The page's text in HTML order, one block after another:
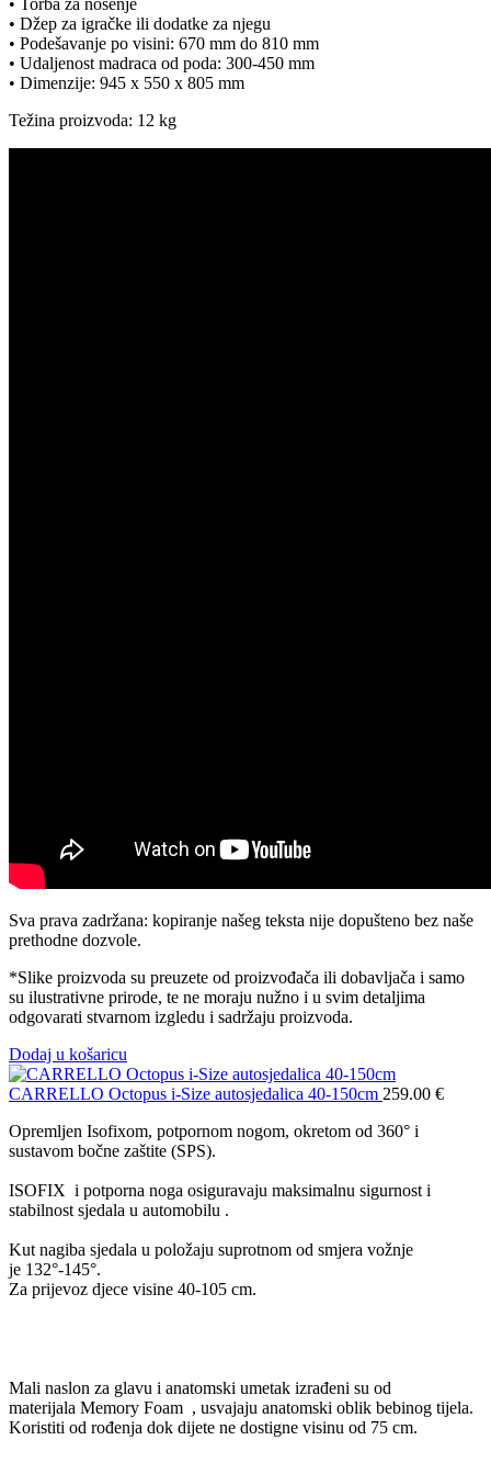
• Džep za igračke ili dodatke za njegu
• Podešavanje po visini: 670 mm do 810 mm
• Udaljenost madraca od poda: 300-450 mm
• Dimenzije: 945 x 550 x 805 mm
Težina proizvoda: 12 kg
Sva prava zadržana: kopiranje našeg teksta nije dopušteno bez naše
prethodne dozvole.
*Slike proizvoda su preuzete od proizvođača ili dobavljača i samo
su ilustrativne prirode, te ne moraju nužno i u svim detaljima
odgovarati stvarnom izgledu i sadržaju proizvoda.
Dodaj u košaricu
CARRELLO Octopus i-Size autosjedalica 40-150cm 259.00 €
Opremljen Isofixom, potpornom nogom, okretom od 360° i
sustavom bočne zaštite (SPS).
ISOFIX i potporna noga osiguravaju maksimalnu sigurnost i
stabilnost sjedala u automobilu .
Kut nagiba sjedala u položaju suprotnom od smjera vožnje
je 132°-145°.
Za prijevoz djece visine 40-105 cm.
Mali naslon za glavu i anatomski umetak izrađeni su od
materijala Memory Foam , usvajaju anatomski oblik bebinog tijela.
Koristiti od rođenja dok dijete ne dostigne visinu od 75 cm.